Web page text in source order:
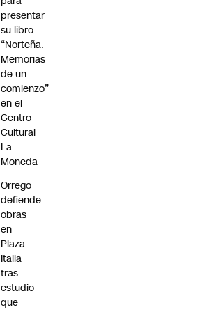
presentar
su libro
“Norteña.
Memorias
de un
comienzo”
en el
Centro
Cultural
La
Moneda
Orrego
defiende
obras
en
Plaza
Italia
tras
estudio
que